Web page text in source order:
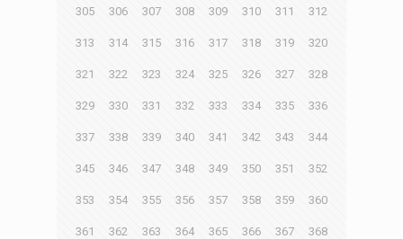
305 306 307 308 309 310 311 312
313 314 315 316 317 318 319 320
321 322 323 324 325 326 327 328
329 330 331 332 333 334 335 336
337 338 339 340 341 342 343 344
345 346 347 348 349 350 351 352
353 354 355 356 357 358 359 360
361 362 363 364 365 366 367 368